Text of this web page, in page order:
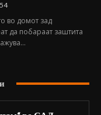
во домот зад
да побараат заштита